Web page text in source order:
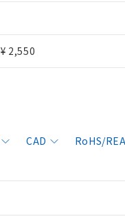
¥ 2,550
CAD RoHS/